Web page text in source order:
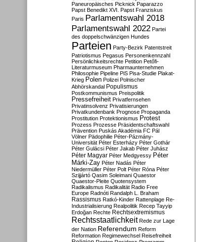
Paneuropäisches Picknick Paparazzo
Papst Benedikt XVI. Papst Franziskus
Paris Parlamentswahl 2018
Parlamentswahl 2022 Partei
des doppelschwänzigen Hundes
Parteien Party-Bezirk Patentstreit
Patriotismus Pegasus Personenkennzahl
Persönlichkeitsrechte Petition Petőfi-
Literaturmuseum Pharmaunternehmen
Philosophie Pipeline PiS Pisa-Studie Plakat-
Krieg Polen Polizei Polnischer
Abhörskandal Populismus
Postkommunismus Preispolitik
Pressefreiheit Privatfernsehen
Privatinsolvenz Privatisierungen
Privatkundenbank Prognose Propaganda
Prostitution Protektionismus Protest
Prozess Prozesse Präsidentschaftswahl
Prävention Puskás Akadémia FC Pál
Völner Pädophilie Péter-Pázmány-
Universität Péter Esterházy Péter Gothár
Péter Gulácsi Péter Jakab Péter Juhász
Péter Magyar Péter Medgyessy Péter
Márki-Zay Péter Nadás Péter
Niedermüller Péter Polt Péter Róna Péter
Szijjártó Qasim Soleimani Quaestor
Quaestor-Pleite Quotensystem
Radikalismus Radikalität Radio Free
Europe Radnóti Randalph L. Braham
Rassismus Ratkó-Kinder Rattenplage Re-
Industrialisierung Realpolitik Recep Tayyip
Erdoğan Rechte Rechtsextremismus
Rechtsstaatlichkeit Rede zur Lage
der Nation Referendum Reform
Reformation Regimewechsel Reisefreiheit